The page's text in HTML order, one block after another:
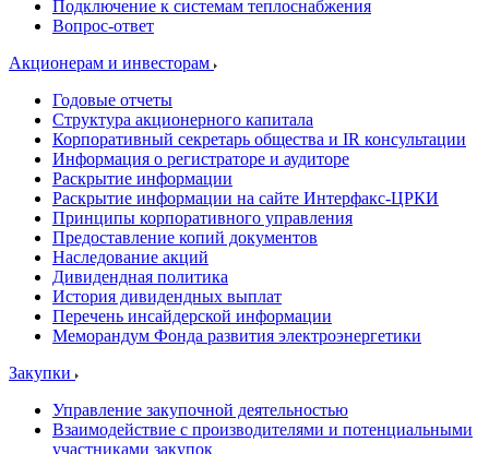
Подключение к системам теплоснабжения
Вопрос-ответ
Акционерам и инвесторам
Годовые отчеты
Структура акционерного капитала
Корпоративный секретарь общества и IR консультации
Информация о регистраторе и аудиторе
Раскрытие информации
Раскрытие информации на сайте Интерфакс-ЦРКИ
Принципы корпоративного управления
Предоставление копий документов
Наследование акций
Дивидендная политика
История дивидендных выплат
Перечень инсайдерской информации
Меморандум Фонда развития электроэнергетики
Закупки
Управление закупочной деятельностью
Взаимодействие с производителями и потенциальными
участниками закупок